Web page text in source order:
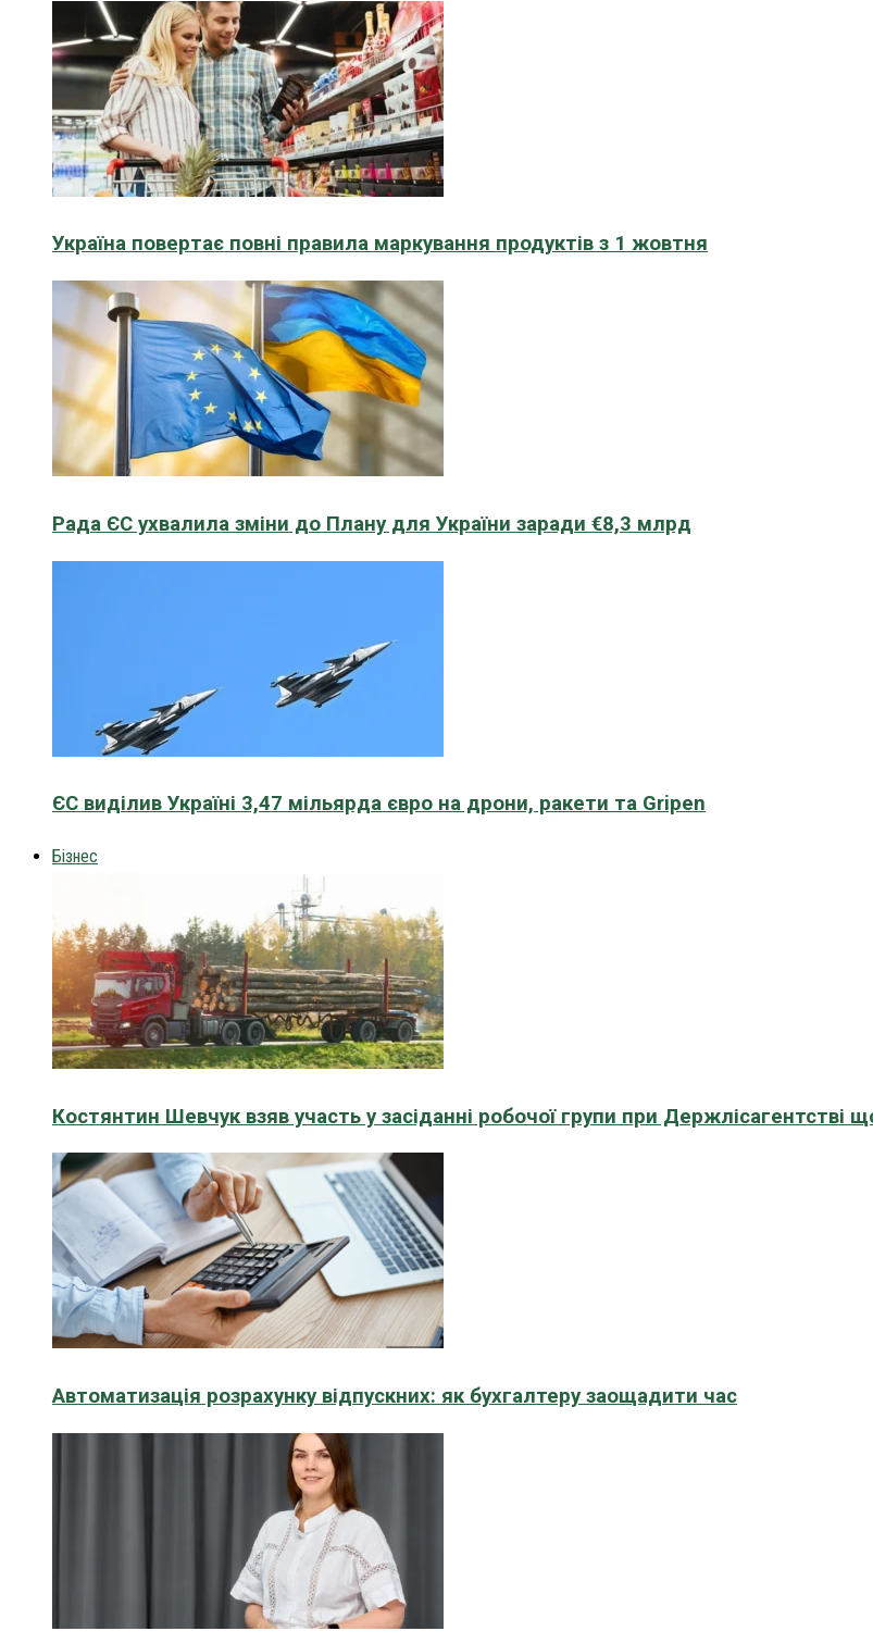
Україна повертає повні правила маркування продуктів з 1 жовтня
Рада ЄС ухвалила зміни до Плану для України заради €8,3 млрд
ЄС виділив Україні 3,47 мільярда євро на дрони, ракети та Gripen
Бізнес
Костянтин Шевчук взяв участь у засіданні робочої групи при Держлісагентстві
Автоматизація розрахунку відпускних: як бухгалтеру заощадити час